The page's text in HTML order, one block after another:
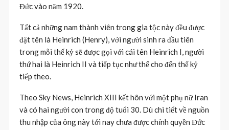
Đức vào năm 1920.
Tất cả những nam thành viên trong gia tộc này đều được
đặt tên là Heinrich (Henry), với người sinh ra đầu tiên
trong mỗi thế kỷ sẽ được gọi với cái tên Heinrich I, người
thứ hai là Heinrich II và tiếp tục như thế cho đến thế kỷ
tiếp theo.
Theo Sky News, Heinrich XIII kết hôn với một phụ nữ Iran
và có hai người con trong độ tuổi 30. Dù chi tiết về nguồn
thu nhập của ông này tới nay chưa được chính quyền Đức